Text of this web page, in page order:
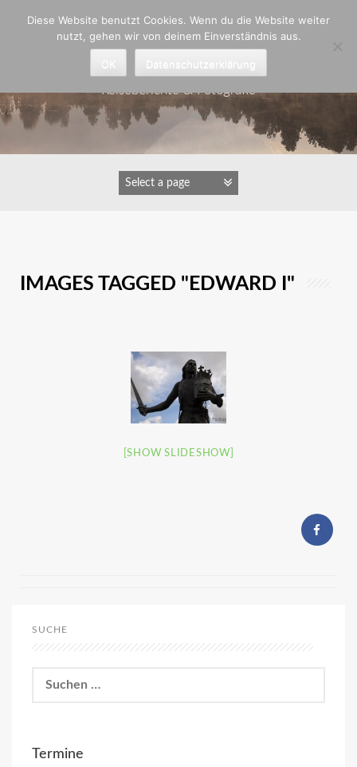
Astrid Padberg
Reiseberichte & Fotografie
IMAGES TAGGED "EDWARD I"
[SHOW SLIDESHOW]
SUCHE
nach:
Termine
Diese Website benutzt Cookies. Wenn du die Website weiter
nutzt, gehen wir von deinem Einverständnis aus.